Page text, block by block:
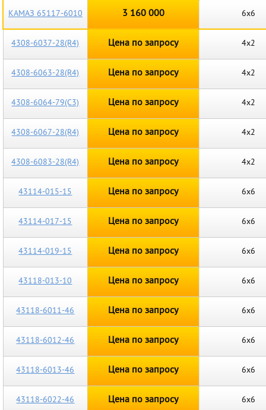
КАМАЗ 65117-6010 3 160 000 6х6
4308-6037-28(R4) Цена по запросу 4х2
4308-6063-28(R4) Цена по запросу 4х2
4308-6064-79(C3) Цена по запросу 4х2
4308-6067-28(R4) Цена по запросу 4х2
4308-6083-28(R4) Цена по запросу 4х2
43114-015-15 Цена по запросу 6х6
43114-017-15 Цена по запросу 6х6
43114-019-15 Цена по запросу 6х6
43118-013-10 Цена по запросу 6х6
43118-6011-46 Цена по запросу 6х6
43118-6012-46 Цена по запросу 6х6
43118-6013-46 Цена по запросу 6х6
43118-6022-46 Цена по запросу 6х6